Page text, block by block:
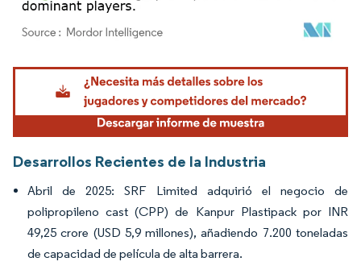
Imagen © Mordor Intelligence. El uso requiere atribución según CC BY 4.0.
Desarrollos Recientes de la Industria
Abril de 2025: SRF Limited adquirió el negocio de
polipropileno cast (CPP) de Kanpur Plastipack por INR
49,25 crore (USD 5,9 millones), añadiendo 7.200 toneladas
de capacidad de película de alta barrera.